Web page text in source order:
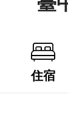
住宿